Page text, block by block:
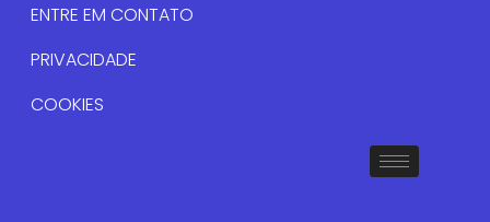
ENTRE EM CONTATO
PRIVACIDADE
COOKIES